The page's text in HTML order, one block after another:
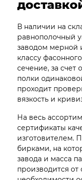
В наличии на
равнополочный
заводом мерной
классу
сечение, за счет
полки
проходит
вязкость и
На весь
сертификаты
изготовителем.
бирками, на
завода и масса
производится